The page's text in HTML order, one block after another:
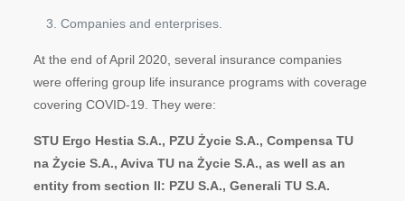
Companies and enterprises.
At the end of April 2020, several insurance companies
were offering group life insurance programs with coverage
covering COVID-19. They were:
STU Ergo Hestia S.A., PZU Życie S.A., Compensa TU
na Życie S.A., Aviva TU na Życie S.A., as well as an
entity from section II: PZU S.A., Generali TU S.A.